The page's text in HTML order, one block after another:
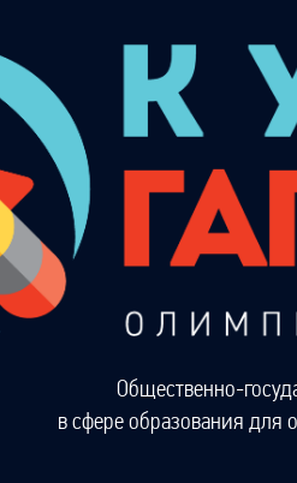
Общественно-
в сфере образования для